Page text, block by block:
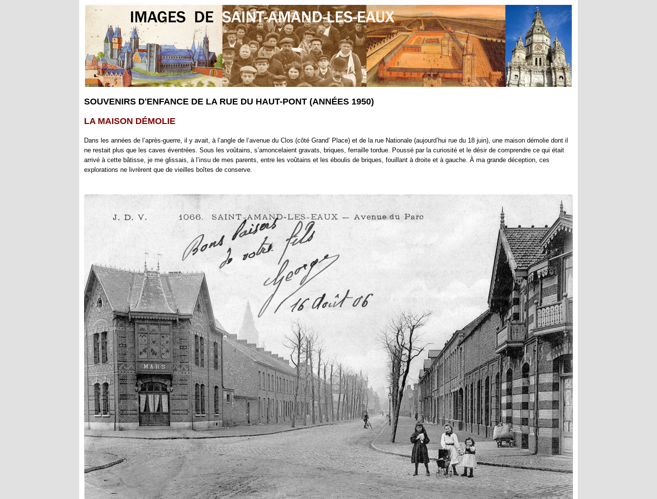
SOUVENIRS D'ENFANCE DE LA RUE DU HAUT-PONT (ANNÉES 1950)
LA MAISON DÉMOLIE
Dans les années de l’après-guerre, il y avait, à l’angle de l’avenue du Clos (côté Grand’ Place) et de la rue Nationale (aujourd’hui rue du 18 juin), une maison démolie dont il
ne restait plus que les caves éventrées. Sous les voûtains, s’amoncelaient gravats, briques, ferraille tordue. Poussé par la curiosité et le désir de comprendre ce qui était
arrivé à cette bâtisse, je me glissais, à l’insu de mes parents, entre les voûtains et les éboulis de briques, fouillant à droite et à gauche. À ma grande déception, ces
explorations ne livrèrent que de vieilles boîtes de conserve.